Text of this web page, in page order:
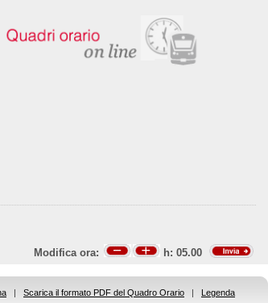
Modifica ora: h: 05.00
| Scarica il formato PDF del Quadro Orario | Legenda